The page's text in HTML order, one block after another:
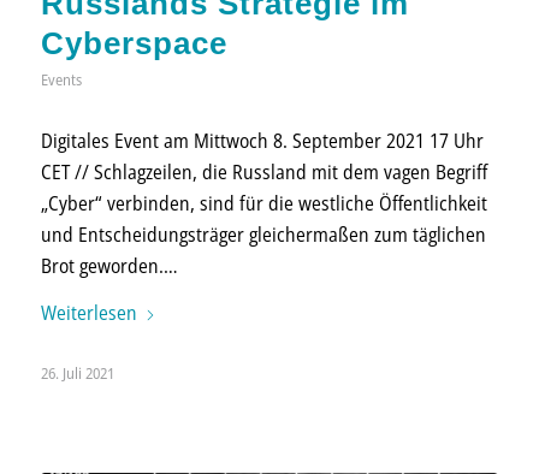
Cyberspace
Events
Digitales Event am Mittwoch 8. September 2021 17 Uhr
CET // Schlagzeilen, die Russland mit dem vagen Begriff
„Cyber“ verbinden, sind für die westliche Öffentlichkeit
und Entscheidungsträger gleichermaßen zum täglichen
Brot geworden.…
Weiterlesen
26. Juli 2021